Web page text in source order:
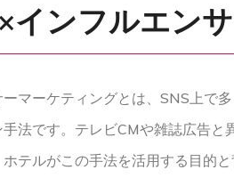
インフルエン
マーケティングとは、SNS上で
法です。テレビCMや雑誌広告
テルがこの手法を活用する目的